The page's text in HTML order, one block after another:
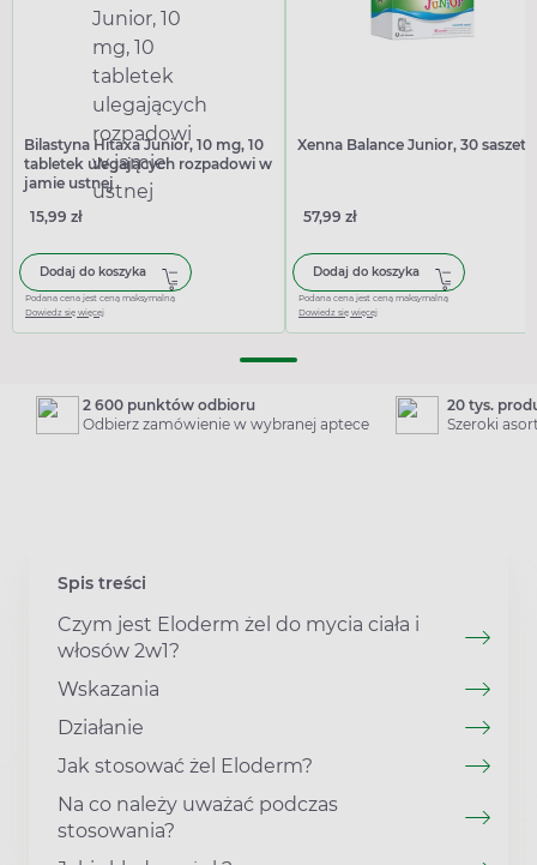
Bilastyna Hitaxa Junior, 10 mg, 10
tabletek ulegających rozpadowi w
jamie ustnej
15,99 zł
Dodaj do koszyka
Podana cena jest ceną maksymalną
Dowiedz się więcej
Xenna Balance Junior, 30
57,99 zł
Dodaj do koszyka
Podana cena jest ceną maksymalną
Dowiedz się więcej
2 600 punktów odbioru
Odbierz zamówienie w wybranej aptece
20 tys.
Szeroki
Spis treści
Czym jest Eloderm żel do mycia ciała i
włosów 2w1?
Wskazania
Działanie
Jak stosować żel Eloderm?
Na co należy uważać podczas
stosowania?